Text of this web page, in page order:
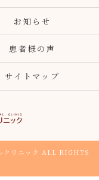
お知らせ
患者様の声
サイトマップ
クリニック ALL RIGHTS